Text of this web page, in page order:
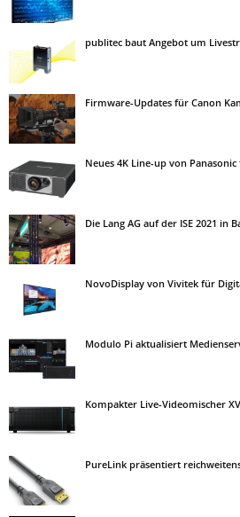
publitec baut Angebot um
Firmware-Updates für Canon
Neues 4K Line-up von Panasonic
Die Lang AG auf der ISE 2021 in
NovoDisplay von Vivitek für
Modulo Pi aktualisiert
Kompakter Live-Videomischer
PureLink präsentiert